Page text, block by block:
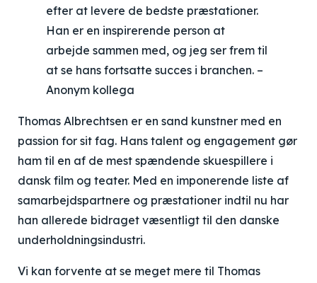
efter at levere de bedste præstationer.
Han er en inspirerende person at
arbejde sammen med, og jeg ser frem til
at se hans fortsatte succes i branchen. –
Anonym kollega
Thomas Albrechtsen er en sand kunstner med en
passion for sit fag. Hans talent og engagement gør
ham til en af de mest spændende skuespillere i
dansk film og teater. Med en imponerende liste af
samarbejdspartnere og præstationer indtil nu har
han allerede bidraget væsentligt til den danske
underholdningsindustri.
Vi kan forvente at se meget mere til Thomas